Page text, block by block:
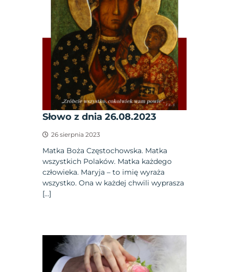
Słowo z dnia 26.08.2023
26 sierpnia 2023
Matka Boża Częstochowska. Matka
wszystkich Polaków. Matka każdego
człowieka. Maryja – to imię wyraża
wszystko. Ona w każdej chwili wyprasza
[…]